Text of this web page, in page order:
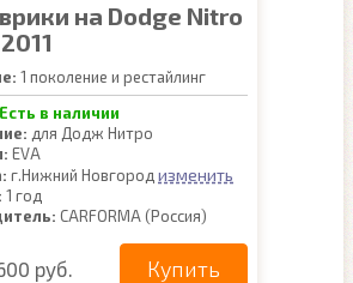
на Dodge Nitro
1 поколение и рестайлинг
Есть в наличии
для Додж Нитро
EVA
г.Нижний Новгород изменить
1 год
CARFORMA (Россия)
руб. Купить